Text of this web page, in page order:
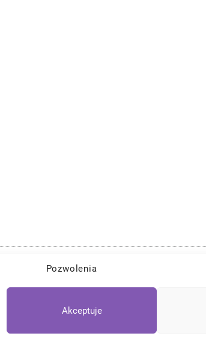
Pozwolenia
Akceptuje
Części Samochodowe z Gwarancją Dożywotnią!*